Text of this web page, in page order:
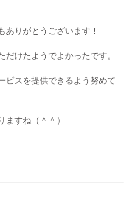
ありがとうございます！
だけたようでよかったです。
ビスを提供できるよう努めて
ますね（＾＾）